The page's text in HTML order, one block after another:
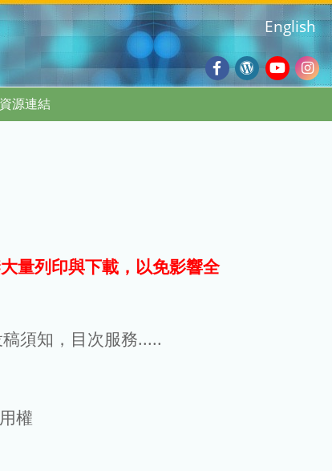
Facebook
Wordpress
Blog
English
資源連結
量列印與下載，以免影響全
須知，目次服務.....
權